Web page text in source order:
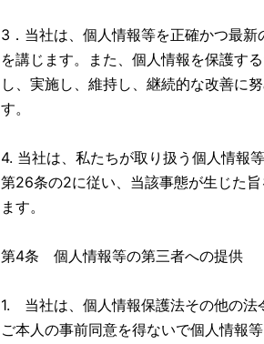
3．当社は、個人情報等を正確かつ最
を講じます。また、個人情報を保護す
し、実施し、維持し、継続的な改善に
す。
4. 当社は、私たちが取り扱う個人情報
第26条の2に従い、当該事態が生じた
ます。
第4条 個人情報等の第三者への提供
1. 当社は、個人情報保護法その他の法
ご本人の事前同意を得ないで個人情報